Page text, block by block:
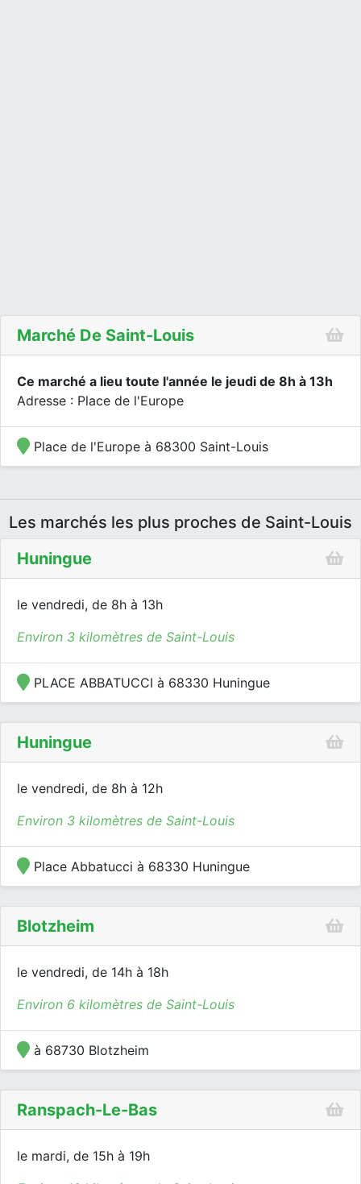
Marché De Saint-Louis
Ce marché a lieu toute l'année le jeudi de 8h à 13h
Adresse : Place de l'Europe
Place de l'Europe à 68300 Saint-Louis
Les marchés les plus proches de Saint-Louis
Huningue
le vendredi, de 8h à 13h
Environ 3 kilomètres de Saint-Louis
PLACE ABBATUCCI à 68330 Huningue
Huningue
le vendredi, de 8h à 12h
Environ 3 kilomètres de Saint-Louis
Place Abbatucci à 68330 Huningue
Blotzheim
le vendredi, de 14h à 18h
Environ 6 kilomètres de Saint-Louis
à 68730 Blotzheim
Ranspach-Le-Bas
le mardi, de 15h à 19h